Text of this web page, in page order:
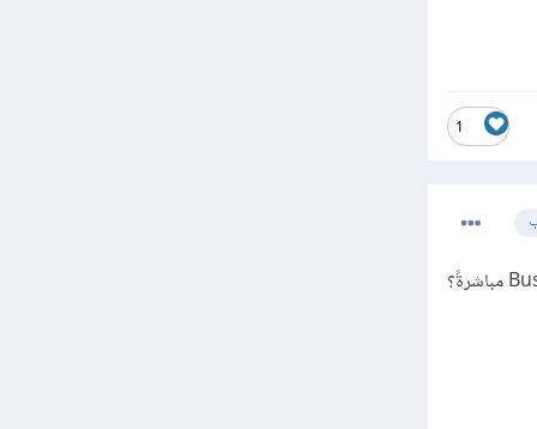
1
شكراً لك اخي ماجد, وهل تنصحني بمرسالة العملاء المحتملين بإرسال الـ Business Selling Memorandum مباشرةً؟